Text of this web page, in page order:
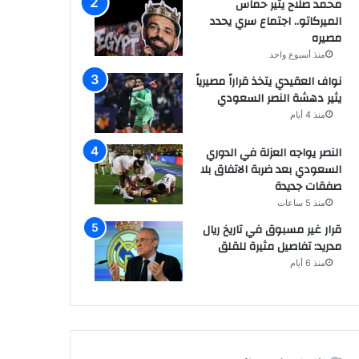
محمد صلاح يثير حماس
الميركاتو.. اجتماع سري يحدد
مصيره
منذ أسبوع واحد
نواف العقيدي يتخذ قراراً مصيرياً
يثير دهشة النصر السعودي
منذ 4 أيام
النصر يواجه العزلة في الدوري
السعودي بعد ضربة الاتفاق بلا
صفقات جديدة
منذ 5 ساعات
قرار غير مسبوق في تاريخ ريال
مدريد: تفاصيل مثيرة للقلق
منذ 6 أيام